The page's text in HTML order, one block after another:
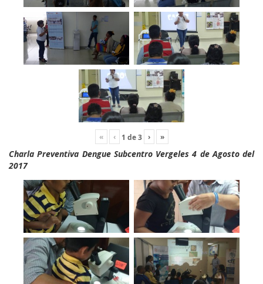
« ‹ 1 de3 › »
Charla Preventiva Dengue Subcentro Vergeles 4 de Agosto del
2017